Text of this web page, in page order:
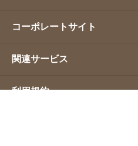
コーポレートサイト
関連サービス
利用規約